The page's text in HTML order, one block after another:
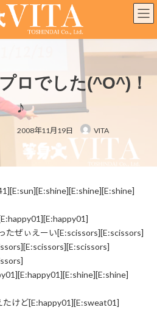
ロでした(^O^)！
♪
終
新
日
:
2008年11月19日 VITA
たぜぃえーい[E:scissors][E:scissors]
たけど[E:happy01][E:sweat01]